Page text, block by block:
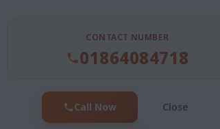
গুরুত্বপূর্ণ লিঙ্ক
যোগাযোগ
CONTACT NUMBER
01864084718
Call Now Close